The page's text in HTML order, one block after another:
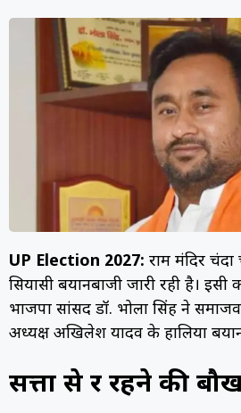
UP Election 2027: राम मंदिर
सियासी बयानबाजी जारी रही है।
भाजपा सांसद डॉ. भोला सिंह ने
अध्यक्ष अखिलेश यादव के हालिया
सत्ता से दूर रहने की